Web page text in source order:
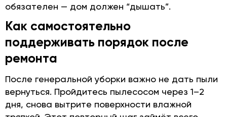
обязателен — дом должен “дышать”.
Как самостоятельно
поддерживать порядок после
ремонта
После генеральной уборки важно не дать пыли
вернуться. Пройдитесь пылесосом через 1–2
дня, снова вытрите поверхности влажной